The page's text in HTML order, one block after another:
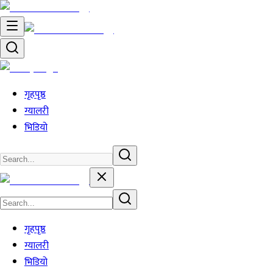
गृहपृष्ठ
ग्यालरी
भिडियो
गृहपृष्ठ
ग्यालरी
भिडियो